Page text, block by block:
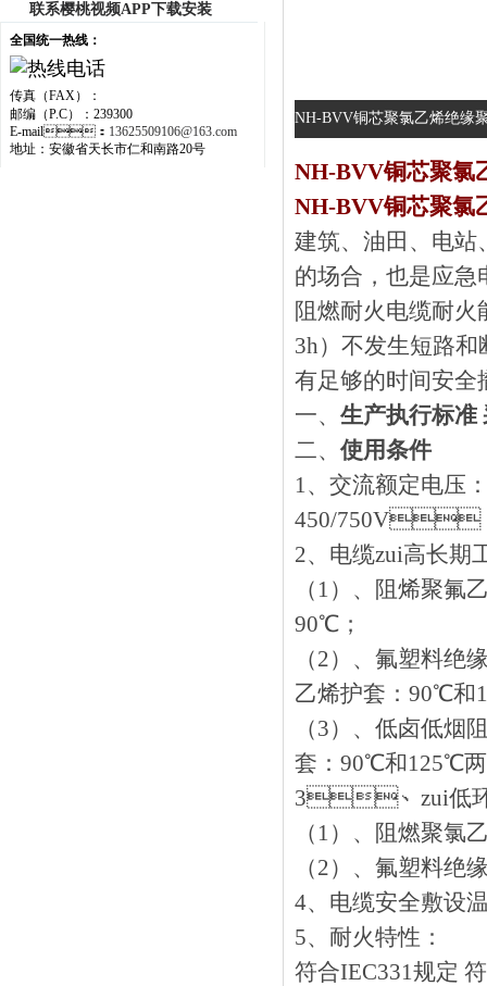
联系樱桃视频APP下载安装
全国统一热线：
传真（FAX）：
邮编（P.C）：239300
E-mail： 13625509106@163.com
地址：安徽省天长市仁和南路20号
NH-BVV铜芯聚氯乙烯绝缘聚
NH-BVV铜芯聚氯
NH-BVV铜芯聚氯
建筑、油田、电
的场合，也是应急
阻燃耐火电缆耐火能
3h）不发生短路和
有足够的时间安全撤
一、 生产执行标准
二、 使用条件
1、交流额定电压
450/750V，B
2、电缆zui高长
（1）、阻烯聚氟
90℃；
（2）、氟塑料
乙烯护套：90℃和
（3）、低卤
套：90℃和125℃两
3、zui低环
（1）、阻燃聚
（2）、氟塑料绝
4、电缆安全敷设
5、耐火特性：
符合IEC331规定